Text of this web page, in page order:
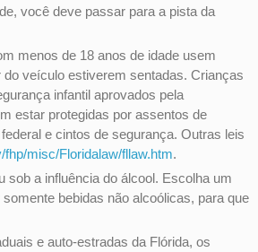
você deve passar para a pista da
menos de 18 anos de idade usem
veículo estiverem sentadas. Crianças
infantil aprovados pela
estar protegidas por assentos de
e cintos de segurança. Outras leis
misc/Floridalaw/fllaw.htm.
sob a influência do álcool. Escolha um
bebidas não alcoólicas, para que
e auto-estradas da Flórida, os